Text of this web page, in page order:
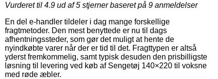
Vurderet til 4.9 ud af 5 stjerner baseret på 9 anmeldelser
En del e-handler tildeler i dag mange forskellige
fragtmetoder. Den mest benyttede er nu til dags
afhentningssteder, som gør det muligt at hente de
nyindkøbte varer når der er tid til det. Fragttypen er altså
yderst fremkommelig, samt typisk desuden den prisbilligste
løsning til levering ved køb af Sengetøj 140×220 til voksne
med røde æbler.